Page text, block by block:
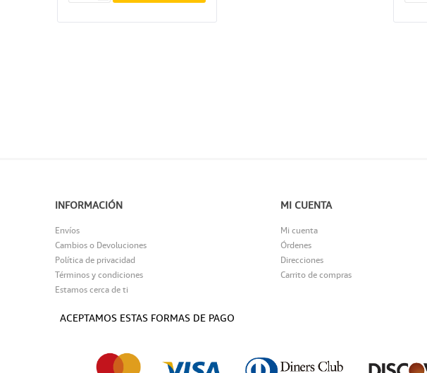
INFORMACIÓN
Envíos
Cambios o Devoluciones
Política de privacidad
Términos y condiciones
Estamos cerca de ti
MI CUENTA
Mi cuenta
Órdenes
Direcciones
Carrito de compras
ACEPTAMOS ESTAS FORMAS DE PAGO